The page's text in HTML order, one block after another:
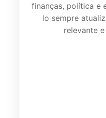
finanças, política e
lo sempre
relevante